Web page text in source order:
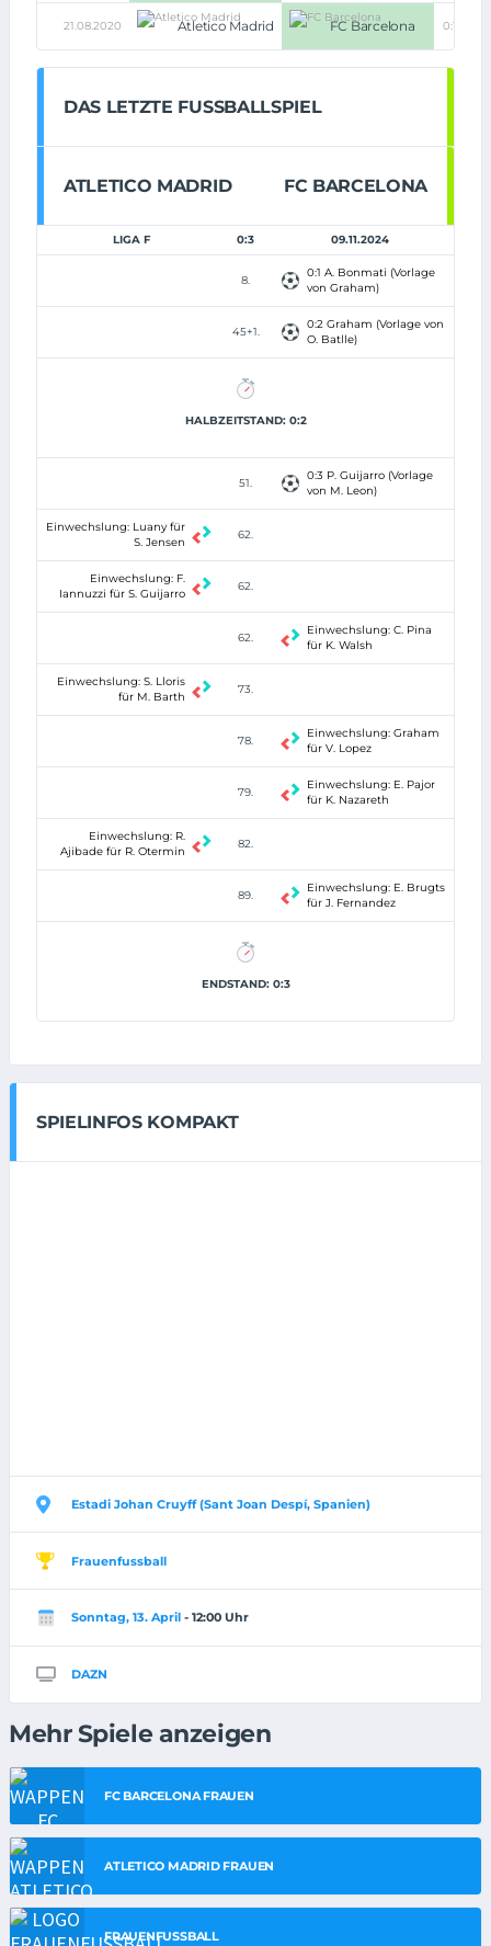
21.08.2020 Atletico Madrid FC Barcelona 0:1
DAS LETZTE FUSSBALLSPIEL
ATLETICO MADRID FC BARCELONA
LIGA F 0:3 09.11.2024
8.
0:1 A. Bonmati (Vorlage
von Graham)
45+1.
0:2 Graham (Vorlage von
O. Batlle)
HALBZEITSTAND: 0:2
51.
0:3 P. Guijarro (Vorlage
von M. Leon)
Einwechslung: Luany für
S. Jensen
62.
Einwechslung: F.
Iannuzzi für S. Guijarro
62.
62.
Einwechslung: C. Pina
für K. Walsh
Einwechslung: S. Lloris
für M. Barth
73.
78.
Einwechslung: Graham
für V. Lopez
79.
Einwechslung: E. Pajor
für K. Nazareth
Einwechslung: R.
Ajibade für R. Otermin
82.
89.
Einwechslung: E. Brugts
für J. Fernandez
ENDSTAND: 0:3
SPIELINFOS KOMPAKT
Estadi Johan Cruyff (Sant Joan Despí, Spanien)
Frauenfussball
Sonntag, 13. April - 12:00 Uhr
DAZN
Mehr Spiele anzeigen
FC BARCELONA FRAUEN
ATLETICO MADRID FRAUEN
FRAUENFUSSBALL